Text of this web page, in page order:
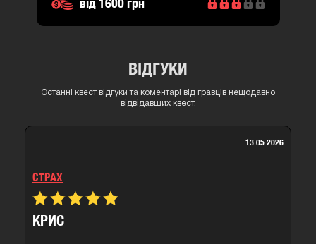
ВІДГУКИ
Останні квест відгуки та коментарі від гравців нещодавно
відвідавших квест.
СТРАХ
КРИС
13.05.2026